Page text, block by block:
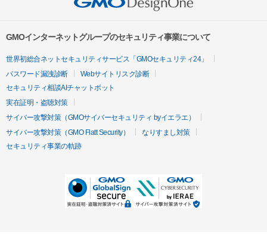
GMOインターネットグループのセキュリティ事業について
世界初総合ネットセキュリティサービス「GMOセキュリティ24」
パスワード漏洩診断
Webサイトリスク診断
セキュリティ相談AIチャットボット
実在証明・盗聴対策
サイバー攻撃対策（GMOサイバーセキュリティ byイエラエ）
サイバー攻撃対策（GMO Flatt Security）
なりすまし対策
セキュリティ事業の軌跡